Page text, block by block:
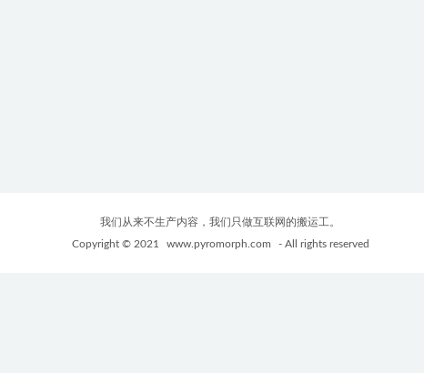
我们从来不生产内容，我们只做互联网的搬运工。
Copyright © 2021
www.pyromorph.com - All rights reserved